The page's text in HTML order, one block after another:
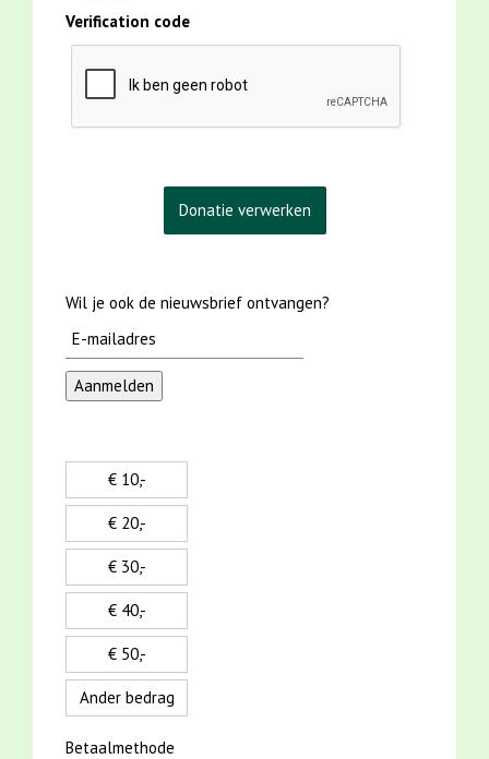
Verification code
Wil je ook de nieuwsbrief ontvangen?
€ 10,-
€ 20,-
€ 30,-
€ 40,-
€ 50,-
Ander bedrag
Betaalmethode